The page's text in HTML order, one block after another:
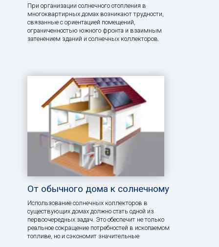
При организации солнечного отопления в
многоквартирных домах возникают трудности,
связанные с ориентацией помещений,
ограниченностью южного фронта и взаимным
затенением зданий и солнечных коллекторов.
От обычного дома к солнечному
Использование солнечных коллекторов в
существующих домах должно стать одной из
первоочередных задач. Это обеспечит не только
реальное сокращение потребностей в ископаемом
топливе, но и сэкономит значительные